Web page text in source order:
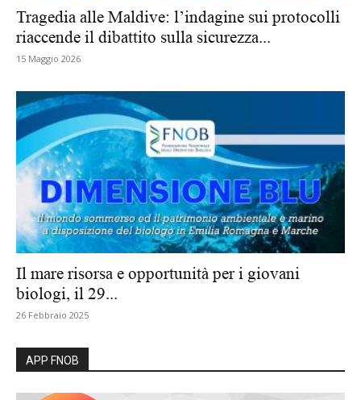
Tragedia alle Maldive: l’indagine sui protocolli
riaccende il dibattito sulla sicurezza...
15 Maggio 2026
Il mare risorsa e opportunità per i giovani
biologi, il 29...
26 Febbraio 2025
APP FNOB